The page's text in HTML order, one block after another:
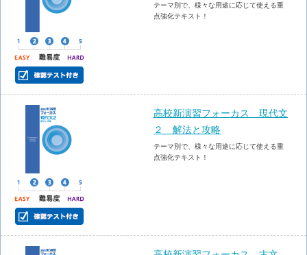
テーマ別で、様々な用途に応じて使える重
点強化テキスト！
高校新演習フォーカス 現代文
２ 解法と攻略
テーマ別で、様々な用途に応じて使える重
点強化テキスト！